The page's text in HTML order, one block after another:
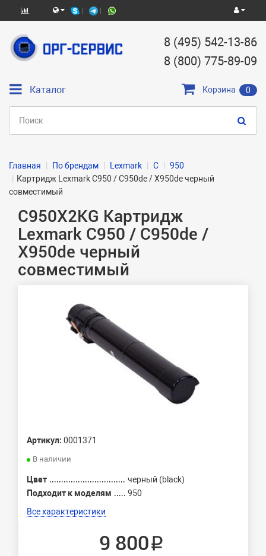
8 (495) 542-13-86
8 (800) 775-89-09
Каталог Корзина 0
Главная По брендам Lexmark C
950
Картридж Lexmark C950 / C950de / X950de черный
совместимый
C950X2KG Картридж
Lexmark C950 / C950de /
X950de черный
совместимый
Артикул: 0001371
В наличии
Цвет
черный (black)
Подходит к моделям
950
Все характеристики
9 800 ₽